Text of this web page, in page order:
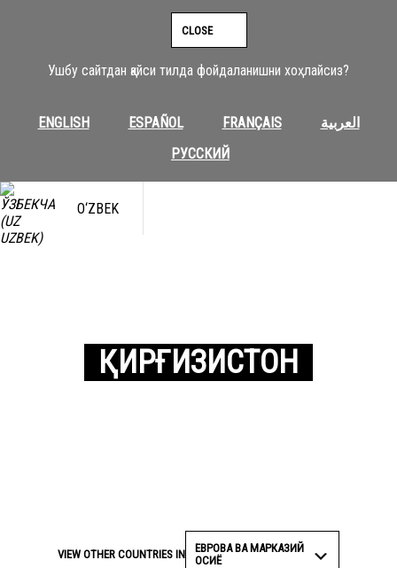
Ушбу сайтдан қайси тилда фойдаланишни хоҳлайсиз?
ENGLISH ESPAÑOL FRANÇAIS
العربية
РУССКИЙ
CLOSE
O‘ZBEK
ҚИРҒИЗИСТОН
VIEW OTHER COUNTRIES IN
ЕВРОВА ВА МАРКАЗИЙ
ОСИЁ